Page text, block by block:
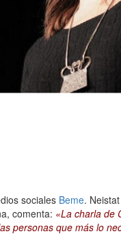
sociales Beme.
comenta: «La charla de
personas que más lo